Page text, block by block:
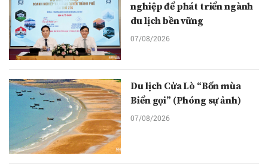
nghiệp để phát triển ngành
du lịch bền vững
07/08/2026
Du lịch Cửa Lò “Bốn mùa
Biển gọi” (Phóng sự ảnh)
07/08/2026